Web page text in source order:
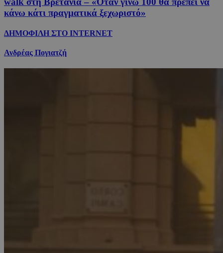
κάνω κάτι πραγματικά ξεχωριστό»
ΔΗΜΟΦΙΛΗ ΣΤΟ INTERNET
Ανδρέας Πογιατζή